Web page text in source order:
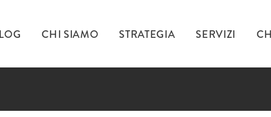
CHI SIAMO STRATEGIA SERVIZI